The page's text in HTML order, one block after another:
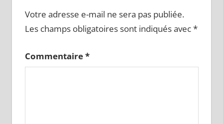
Votre adresse e-mail ne sera pas publiée.
Les champs obligatoires sont indiqués avec*
Commentaire*